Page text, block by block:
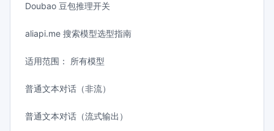
Doubao 豆包推理开关
aliapi.me 搜索模型选型指南
适用范围： 所有模型
普通文本对话（非流）
普通文本对话（流式输出）